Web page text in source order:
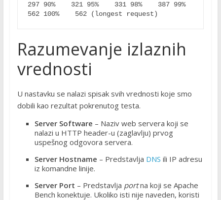
297 90%    321 95%    331 98%    387 99%
562 100%    562 (longest request)
Razumevanje izlaznih
vrednosti
U nastavku se nalazi spisak svih vrednosti koje smo
dobili kao rezultat pokrenutog testa.
Server Software – Naziv web servera koji se
nalazi u HTTP header-u (zaglavlju) prvog
uspešnog odgovora servera.
Server Hostname – Predstavlja DNS ili IP adresu
iz komandne linije.
Server Port – Predstavlja portna koji se Apache
Bench konektuje. Ukoliko isti nije naveden, koristi